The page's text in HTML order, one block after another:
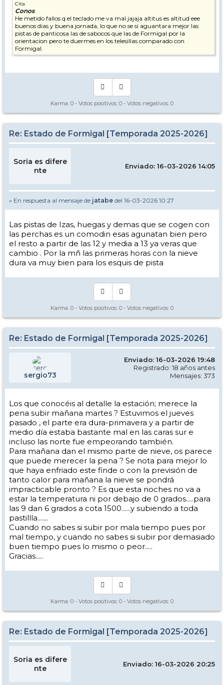
Cita
Conos
He metido fallos q el teclado me va mal jajaja altitus es altitud eee
buenos dias y buena jornada, lo que no se si aguantara mejor las
pistas de panticosa las de sabocos que las de Formigal por la
orientacion pero te duermes en los telesillas comparado con
Formigal.
Karma: 0 - Votos positivos: 0 - Votos negativos: 0
Re: Estado de Formigal [Temporada 2025-2026]
Soria es difere
nte
Enviado: 16-03-2026 14:05
» En respuesta al mensaje de jatabe del 16-03-2026 10:27
Las pistas de Izas, huegas y demas que se cogen con
las perchas es un comodin esas agunatan bien pero
el resto a partir de las 12 y media a 13 ya veras que
cambio . Por la mñ las primeras horas con la nieve
dura va muy bien para los esquis de pista
Karma: 0 - Votos positivos: 0 - Votos negativos: 0
Re: Estado de Formigal [Temporada 2025-2026]
sergio73
Enviado: 16-03-2026 19:48
Registrado: 18 años antes
Mensajes: 373
Los que conocéis al detalle la estación; merece la
pena subir mañana martes ? Estuvimos el jueves
pasado , el parte era dura-primavera y a partir de
medio día estaba bastante mal en las caras sur e
incluso las norte fue empeorando también.
Para mañana dan el mismo parte de nieve, os parece
que puede merecer la pena ? Se nota para mejor lo
que haya enfriado este finde o con la previsión de
tanto calor para mañana la nieve se pondrá
impracticable pronto ? Es que esta noches no va a
estar la temperatura ni por debajo de 0 grados.....para
las 9 dan 6 grados a cota 1500......y subiendo a toda
pastillla.......
Cuando no sabes si subir por mala tiempo pues por
mal tiempo, y cuando no sabes si subir por demasiado
buen tiempo pues lo mismo o peor.....
Gracias.....
Karma: 0 - Votos positivos: 0 - Votos negativos: 0
Re: Estado de Formigal [Temporada 2025-2026]
Soria es difere
nte
Enviado: 16-03-2026 20:25